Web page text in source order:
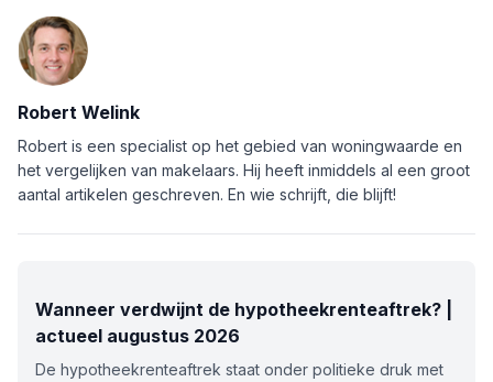
Robert Welink
Robert is een specialist op het gebied van woningwaarde en
het vergelijken van makelaars. Hij heeft inmiddels al een groot
aantal artikelen geschreven. En wie schrijft, die blijft!
Wanneer verdwijnt de hypotheekrenteaftrek? |
actueel augustus 2026
De hypotheekrenteaftrek staat onder politieke druk met